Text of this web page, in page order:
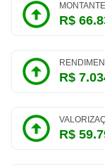
R$
R$
R$